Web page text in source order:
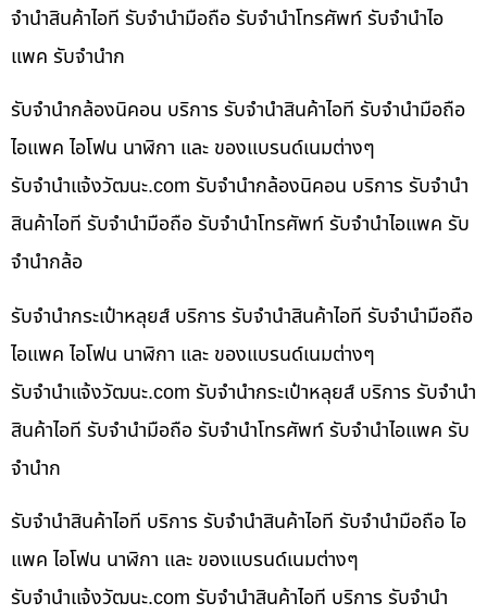
จำนำสินค้าไอที รับจำนำมือถือ รับจำนำโทรศัพท์ รับจำนำไอ
แพค รับจำนำก
รับจำนำกล้องนิคอน บริการ รับจำนำสินค้าไอที รับจำนำมือถือ
ไอแพค ไอโฟน นาฬิกา และ ของแบรนด์เนมต่างๆ
รับจํานําแจ้งวัฒนะ.com รับจำนำกล้องนิคอน บริการ รับจำนำ
สินค้าไอที รับจำนำมือถือ รับจำนำโทรศัพท์ รับจำนำไอแพค รับ
จำนำกล้อ
รับจำนำกระเป๋าหลุยส์ บริการ รับจำนำสินค้าไอที รับจำนำมือถือ
ไอแพค ไอโฟน นาฬิกา และ ของแบรนด์เนมต่างๆ
รับจํานําแจ้งวัฒนะ.com รับจำนำกระเป๋าหลุยส์ บริการ รับจำนำ
สินค้าไอที รับจำนำมือถือ รับจำนำโทรศัพท์ รับจำนำไอแพค รับ
จำนำก
รับจำนำสินค้าไอที บริการ รับจำนำสินค้าไอที รับจำนำมือถือ ไอ
แพค ไอโฟน นาฬิกา และ ของแบรนด์เนมต่างๆ
รับจํานําแจ้งวัฒนะ.com รับจำนำสินค้าไอที บริการ รับจำนำ